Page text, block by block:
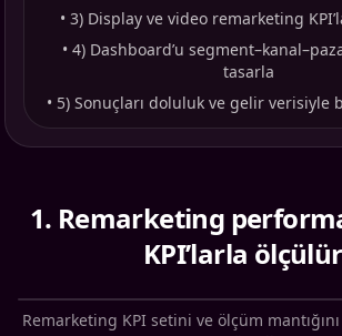
• 3) Display ve video remarketing
• 4) Dashboard’u
tasarla
• 5) Sonuçları doluluk ve gelir verisiyle
1. Remarketing
KPI’larla
Remarketing KPI setini ve ölçüm